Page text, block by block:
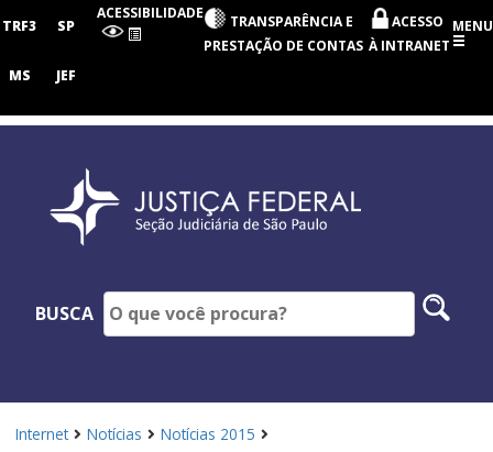
Judiciária
Paulo
TRF3 SP
MS JEF
ACESSIBILIDADE
TRANSPARÊNCIA E
PRESTAÇÃO DE CONTAS
ACESSO
À INTRANET
MENU
BUSCA
Internet Notícias Notícias 2015